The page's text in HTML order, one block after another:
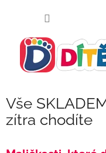
Vše
zítra chodíte